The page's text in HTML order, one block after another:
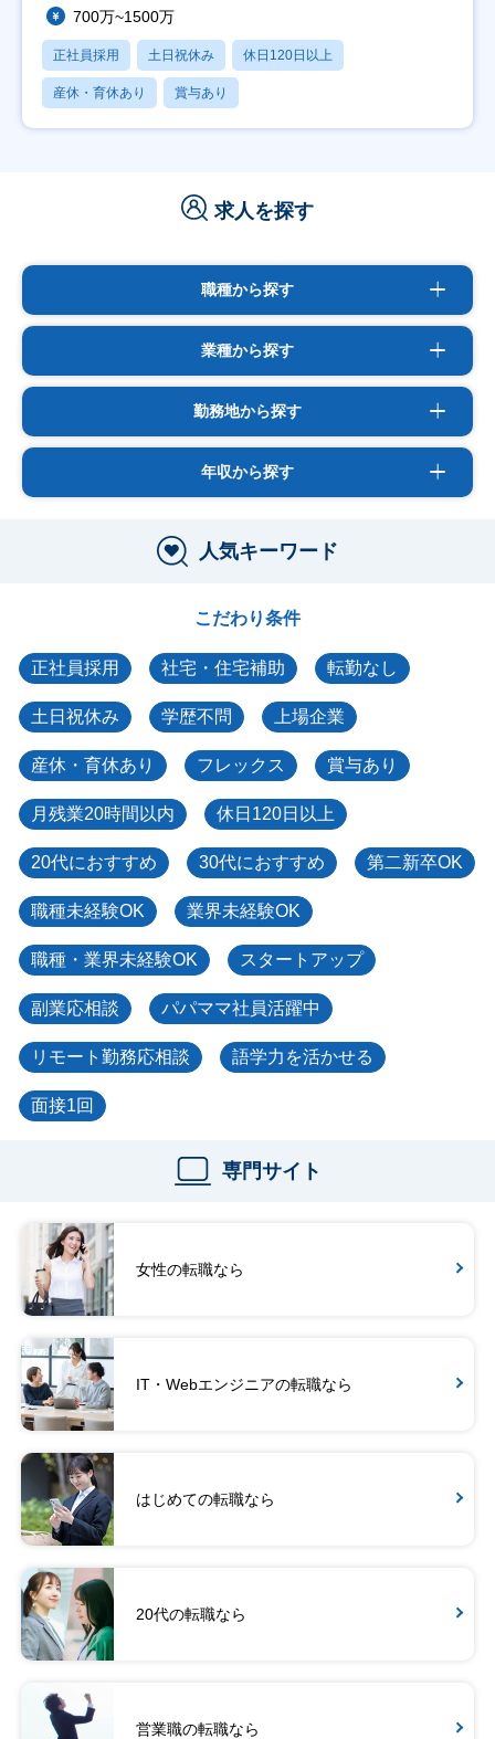
700万~1500万
正社員採用 土日祝休み 休日120日以上
産休・育休あり 賞与あり
求人を探す
職種から探す
業種から探す
勤務地から探す
年収から探す
人気キーワード
こだわり条件
正社員採用 社宅・住宅補助 転勤なし
土日祝休み 学歴不問 上場企業
産休・育休あり フレックス 賞与あり
月残業20時間以内 休日120日以上
20代におすすめ 30代におすすめ 第二新卒OK
職種未経験OK 業界未経験OK
職種・業界未経験OK スタートアップ
副業応相談 パパママ社員活躍中
リモート勤務応相談 語学力を活かせる
面接1回
専門サイト
女性の転職なら
IT・Webエンジニアの転職なら
はじめての転職なら
20代の転職なら
営業職の転職なら